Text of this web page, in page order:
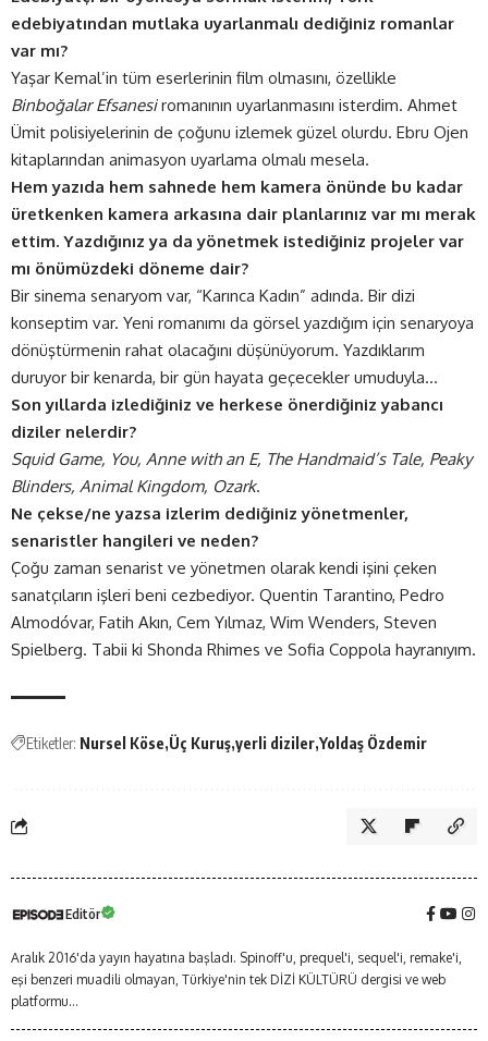
edebiyatından mutlaka uyarlanmalı dediğiniz romanlar
var mı?
Yaşar Kemal’in tüm eserlerinin film olmasını, özellikle
Binboğalar Efsanesiromanının uyarlanmasını isterdim. Ahmet
Ümit polisiyelerinin de çoğunu izlemek güzel olurdu. Ebru Ojen
kitaplarından animasyon uyarlama olmalı mesela.
Hem yazıda hem sahnede hem kamera önünde bu kadar
üretkenken kamera arkasına dair planlarınız var mı merak
ettim. Yazdığınız ya da yönetmek istediğiniz projeler var
mı önümüzdeki döneme dair?
Bir sinema senaryom var, “Karınca Kadın” adında. Bir dizi
konseptim var. Yeni romanımı da görsel yazdığım için senaryoya
dönüştürmenin rahat olacağını düşünüyorum. Yazdıklarım
duruyor bir kenarda, bir gün hayata geçecekler umuduyla…
Son yıllarda izlediğiniz ve herkese önerdiğiniz yabancı
diziler nelerdir?
Squid Game, You, Anne with an E, The Handmaid’s Tale, Peaky
Blinders, Animal Kingdom, Ozark.
Ne çekse/ne yazsa izlerim dediğiniz yönetmenler,
senaristler hangileri ve neden?
Çoğu zaman senarist ve yönetmen olarak kendi işini çeken
sanatçıların işleri beni cezbediyor. Quentin Tarantino, Pedro
Almodóvar, Fatih Akın, Cem Yılmaz, Wim Wenders, Steven
Spielberg. Tabii ki Shonda Rhimes ve Sofia Coppola hayranıyım.
Etiketler: Nursel Köse Üç Kuruş yerli diziler Yoldaş Özdemir
Editör
Aralık 2016'da yayın hayatına başladı. Spinoff'u, prequel'i, sequel'i, remake'i,
eşi benzeri muadili olmayan, Türkiye'nin tek DİZİ KÜLTÜRÜ dergisi ve web
platformu...